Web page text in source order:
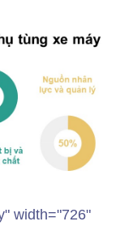
width="726"